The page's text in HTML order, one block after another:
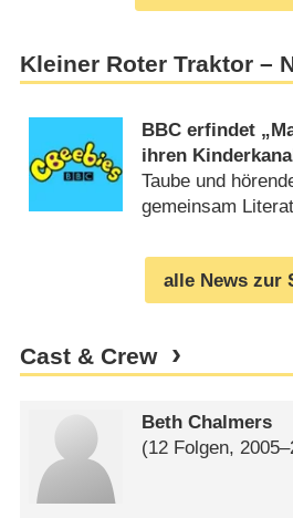
Kleiner Roter Traktor –
BBC erfindet
ihren
Taube und
gemeinsam
alle News zur
Cast & Crew
Beth Chalmers
(12 Folgen,